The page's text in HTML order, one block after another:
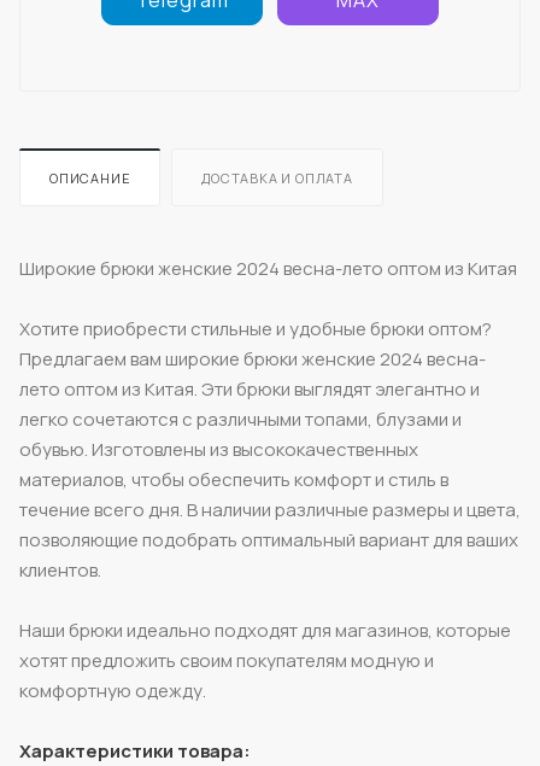
ОПИСАНИЕ ДОСТАВКА И ОПЛАТА
Широкие брюки женские 2024 весна-лето оптом из Китая
Хотите приобрести стильные и удобные брюки оптом?
Предлагаем вам широкие брюки женские 2024 весна-
лето оптом из Китая. Эти брюки выглядят элегантно и
легко сочетаются с различными топами, блузами и
обувью. Изготовлены из высококачественных
материалов, чтобы обеспечить комфорт и стиль в
течение всего дня. В наличии различные размеры и цвета,
позволяющие подобрать оптимальный вариант для ваших
клиентов.
Наши брюки идеально подходят для магазинов, которые
хотят предложить своим покупателям модную и
комфортную одежду.
Характеристики товара: